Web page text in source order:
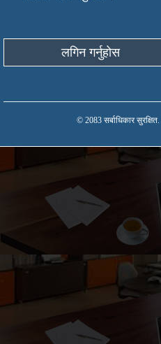
© 2083 सर्बाधिकार सुरक्षित.